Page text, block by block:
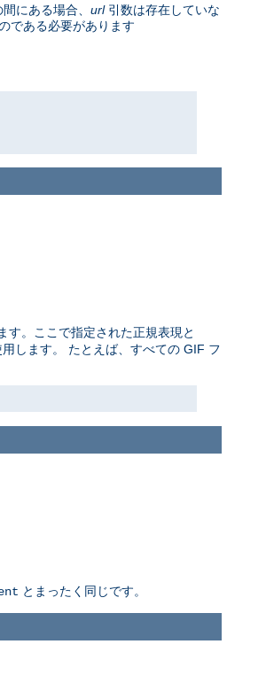
にある場合、 url引数は存在していな
である必要があります
す。ここで指定された正規表現と
します。 たとえば、すべての GIF フ
とまったく同じです。